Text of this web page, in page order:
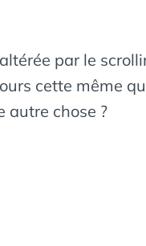
par le
cette même
autre chose ?